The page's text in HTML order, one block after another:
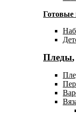
Пледы,